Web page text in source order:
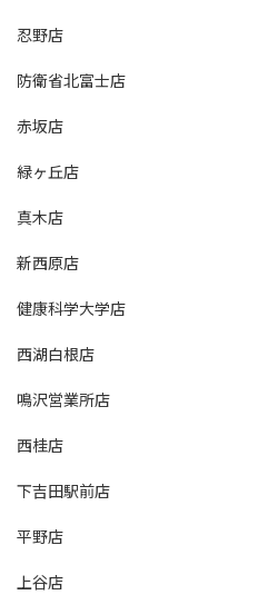
忍野店
防衛省北富士店
赤坂店
緑ヶ丘店
真木店
新西原店
健康科学大学店
西湖白根店
鳴沢営業所店
西桂店
下吉田駅前店
平野店
上谷店